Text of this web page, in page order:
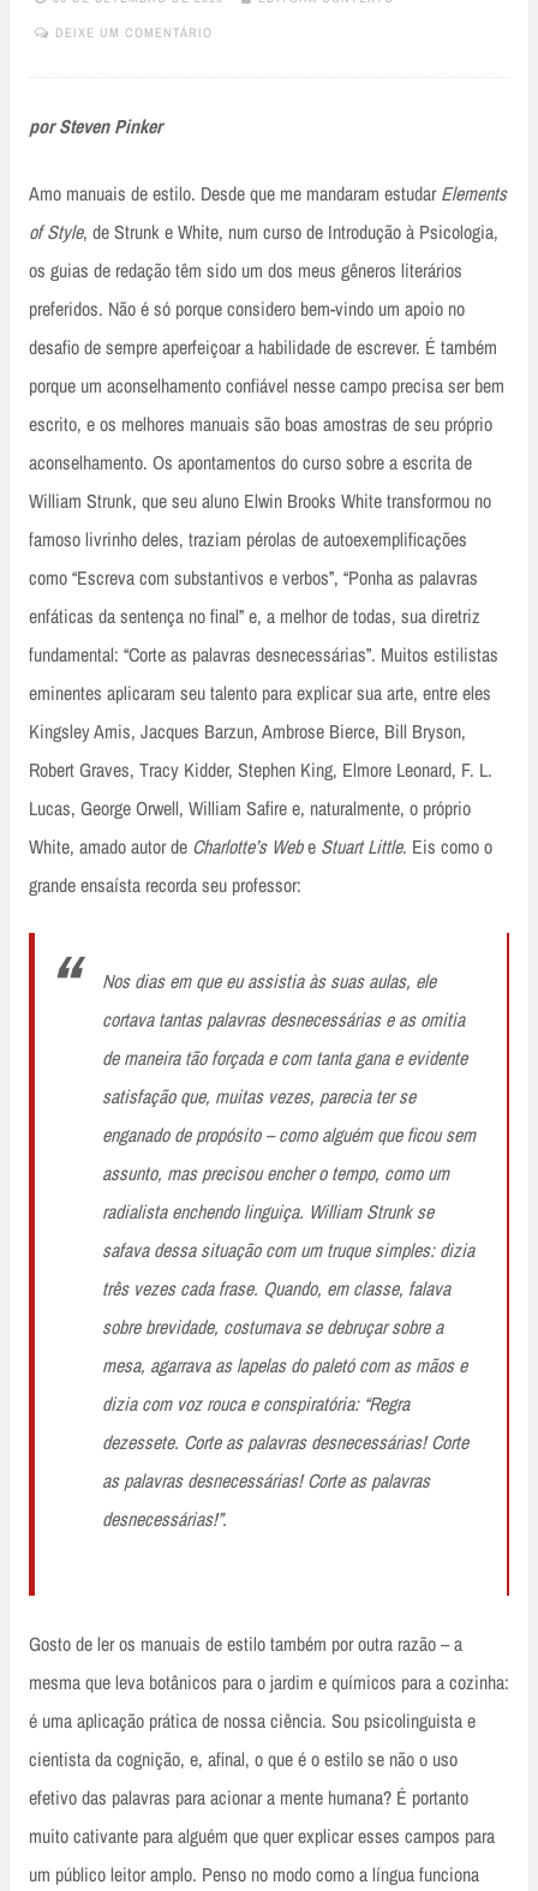
DEIXE UM COMENTÁRIO
por Steven Pinker
Amo manuais de estilo. Desde que me mandaram estudarElements
of Style, de Strunk e White, num curso de Introdução à Psicologia,
os guias de redação têm sido um dos meus gêneros literários
preferidos. Não é só porque considero bem-vindo um apoio no
desafio de sempre aperfeiçoar a habilidade de escrever. É também
porque um aconselhamento confiável nesse campo precisa ser bem
escrito, e os melhores manuais são boas amostras de seu próprio
aconselhamento. Os apontamentos do curso sobre a escrita de
William Strunk, que seu aluno Elwin Brooks White transformou no
famoso livrinho deles, traziam pérolas de autoexemplificações
como “Escreva com substantivos e verbos”, “Ponha as palavras
enfáticas da sentença no final” e, a melhor de todas, sua diretriz
fundamental: “Corte as palavras desnecessárias”. Muitos estilistas
eminentes aplicaram seu talento para explicar sua arte, entre eles
Kingsley Amis, Jacques Barzun, Ambrose Bierce, Bill Bryson,
Robert Graves, Tracy Kidder, Stephen King, Elmore Leonard, F. L.
Lucas, George Orwell, William Safire e, naturalmente, o próprio
White, amado autor de Charlotte’s Webe Stuart Little. Eis como o
grande ensaísta recorda seu professor:
Nos dias em que eu assistia às suas aulas, ele
cortava tantas palavras desnecessárias e as omitia
de maneira tão forçada e com tanta gana e evidente
satisfação que, muitas vezes, parecia ter se
enganado de propósito – como alguém que ficou sem
assunto, mas precisou encher o tempo, como um
radialista enchendo linguiça. William Strunk se
safava dessa situação com um truque simples: dizia
três vezes cada frase. Quando, em classe, falava
sobre brevidade, costumava se debruçar sobre a
mesa, agarrava as lapelas do paletó com as mãos e
dizia com voz rouca e conspiratória: “Regra
dezessete. Corte as palavras desnecessárias! Corte
as palavras desnecessárias! Corte as palavras
desnecessárias!”.
Gosto de ler os manuais de estilo também por outra razão – a
mesma que leva botânicos para o jardim e químicos para a cozinha:
é uma aplicação prática de nossa ciência. Sou psicolinguista e
cientista da cognição, e, afinal, o que é o estilo se não o uso
efetivo das palavras para acionar a mente humana? É portanto
muito cativante para alguém que quer explicar esses campos para
um público leitor amplo. Penso no modo como a língua funciona